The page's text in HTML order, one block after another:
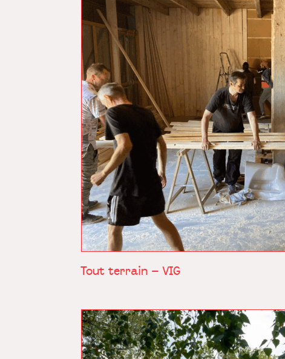
Tout terrain – VIG